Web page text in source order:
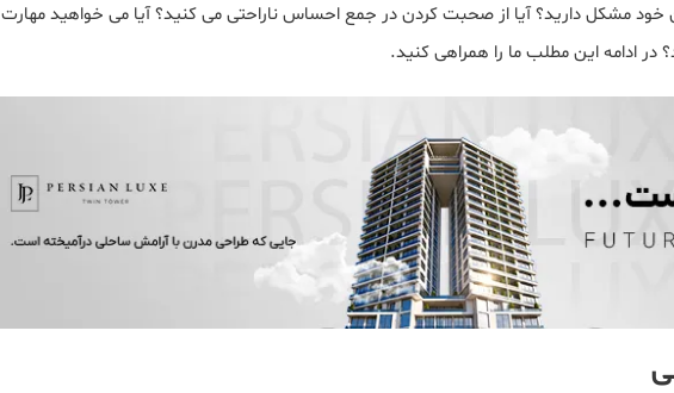
خود مشکل دارید؟ آیا از صحبت کردن در جمع احساس ناراحتی می کنید؟ آیا می خواهید مهارت
در ادامه این مطلب ما را همراهی کنید.